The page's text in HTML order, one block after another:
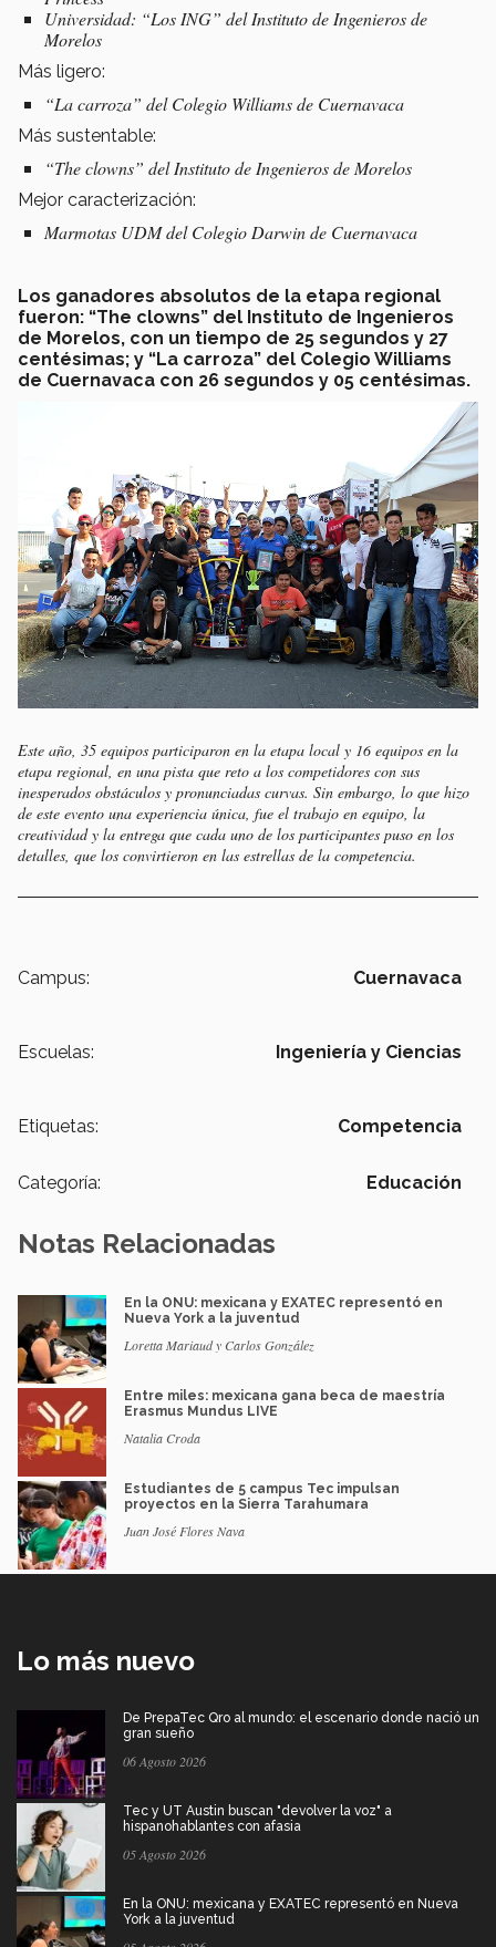
Universidad: “Los ING” del Instituto de Ingenieros de
Morelos
Más ligero:
“La carroza” del Colegio Williams de Cuernavaca
Más sustentable:
“The clowns” del Instituto de Ingenieros de Morelos
Mejor caracterización:
Marmotas UDM del Colegio Darwin de Cuernavaca
Los ganadores absolutos de la etapa regional
fueron: “The clowns” del Instituto de Ingenieros
de Morelos, con un tiempo de 25 segundos y 27
centésimas; y “La carroza” del Colegio Williams
de Cuernavaca con 26 segundos y 05 centésimas.
Este año, 35 equipos participaron en la etapa local y 16 equipos en la
etapa regional, en una pista que reto a los competidores con sus
inesperados obstáculos y pronunciadas curvas. Sin embargo, lo que hizo
de este evento una experiencia única, fue el trabajo en equipo, la
creatividad y la entrega que cada uno de los participantes puso en los
detalles, que los convirtieron en las estrellas de la competencia.
Campus: Cuernavaca
Escuelas: Ingeniería y Ciencias
Etiquetas: Competencia
Categoría: Educación
Notas Relacionadas
En la ONU: mexicana y EXATEC representó en
Nueva York a la juventud
Loretta Mariaud y Carlos González
Entre miles: mexicana gana beca de maestría
Erasmus Mundus LIVE
Natalia Croda
Estudiantes de 5 campus Tec impulsan
proyectos en la Sierra Tarahumara
Juan José Flores Nava
Lo más nuevo
De PrepaTec Qro al mundo: el escenario donde nació un
gran sueño
06 Agosto 2026
Tec y UT Austin buscan "devolver la voz" a
hispanohablantes con afasia
05 Agosto 2026
En la ONU: mexicana y EXATEC representó en Nueva
York a la juventud